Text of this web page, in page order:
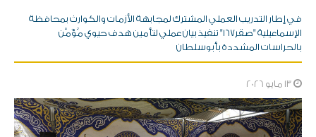
في إطار التدريب العملي المشترك لمجابهة الأزمات والكوارث بمحافظة
الإسماعيلية "صقر١٦٧" تنفيذ بيان عملي لتأمين هدف حيوي مُؤَمَّن
بالحراسات المشددة بأبوسلطان